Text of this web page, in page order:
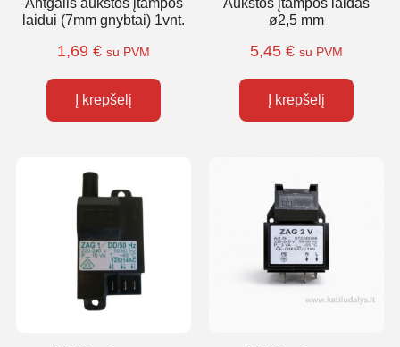
Antgalis aukštos įtampos
laidui (7mm gnybtai) 1vnt.
1,69 € su PVM
Į krepšelį
Aukštos įtampos laidas
ø2,5 mm
5,45 € su PVM
Į krepšelį